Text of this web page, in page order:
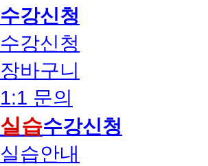
수강신청
수강신청
장바구니
1:1 문의
실습수강신청
실습안내